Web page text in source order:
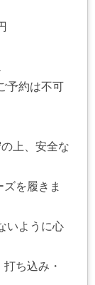
予約は不可
上、安全な
を履きま
いように心
ち込み・